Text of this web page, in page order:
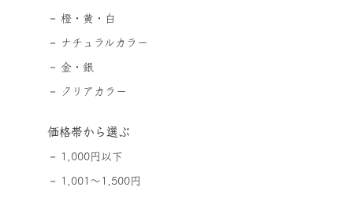
橙・黄・白
ナチュラルカラー
金・銀
クリアカラー
価格帯から選ぶ
1,000円以下
1,001～1,500円